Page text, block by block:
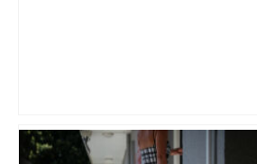
Près de Toulouse : dans cette zone